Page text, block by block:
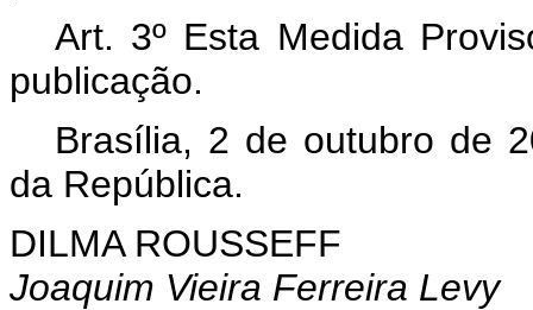
Art. 3º Esta Medida
publicação.
Brasília, 2 de outubro de
da República.
DILMA ROUSSEFF
Joaquim Vieira Ferreira Levy